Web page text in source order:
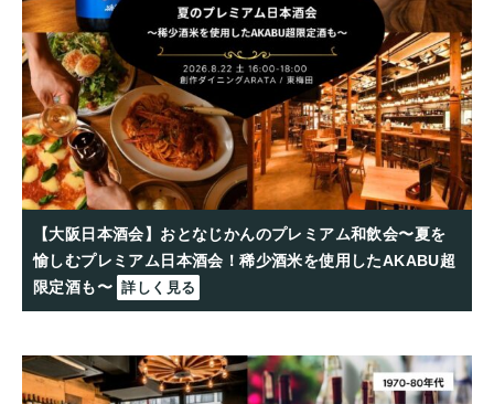
【大阪日本酒会】おとなじかんのプレミアム和飲会〜夏を
愉しむプレミアム日本酒会！稀少酒米を使用したAKABU超
限定酒も〜 詳しく見る